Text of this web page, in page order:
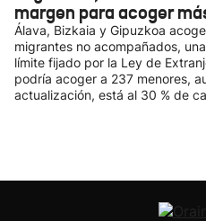
margen para acoger
Álava, Bizkaia y Gipuzkoa
migrantes no acompañados,
límite fijado por la Ley de
podría acoger a 237 menores,
actualización, está al 30 % de